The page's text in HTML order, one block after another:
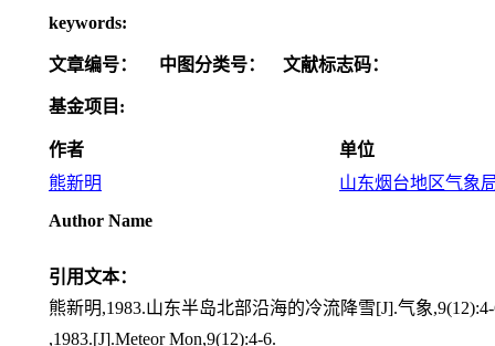
keywords:
文章编号： 中图分类号： 文献标志码：
基金项目:
作者
单位
熊新明
山东烟台地区气象
Author Name
引用文本：
熊新明,1983.山东半岛北部沿海的冷流降雪[J].气象
,1983.[J].Meteor Mon,9(12):4-6.